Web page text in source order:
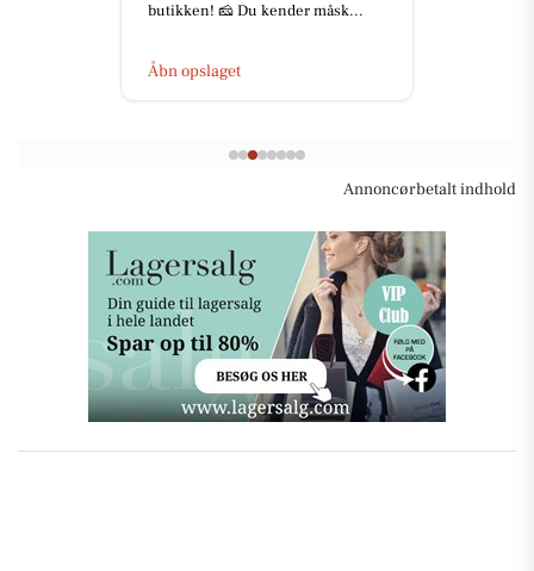
Åbn opslaget
Annoncørbetalt indhold